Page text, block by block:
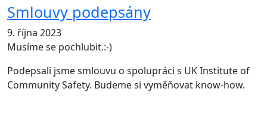
Smlouvy podepsány
9. října 2023
Musíme se pochlubit.:-)
Podepsali jsme smlouvu o spolupráci s UK Institute of
Community Safety. Budeme si vyměňovat know-how.